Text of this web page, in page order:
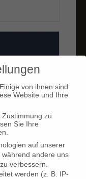
von ihnen sind
Website und Ihre
zu
Sie Ihre
auf unserer
andere uns
verbessern.
werden (z. B. IP-